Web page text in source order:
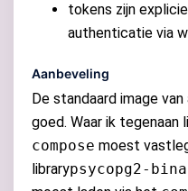
tokens zijn
authenticatie via
Aanbeveling
De standaard image
goed. Waar ik tegenaan
compose moest
librarypsycopg2-